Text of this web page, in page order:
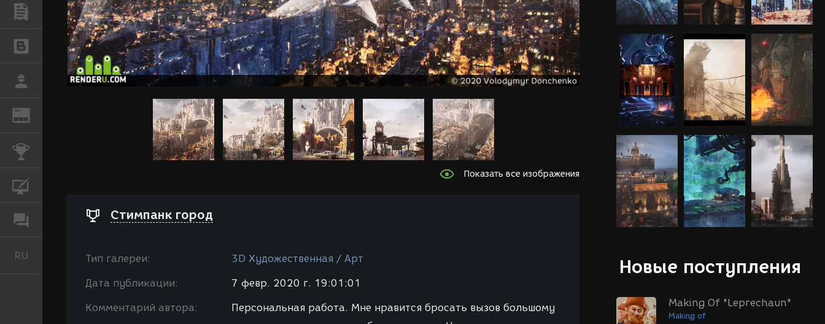
ПУБЛИКАЦИИ
БЛОГИ
РАБОТА
REN
RU
Новые поступления
Making Of "Leprechaun"
Making of
Показать все изображения
Стимпанк город
Тип галереи: 3D Художественная / Арт
Дата публикации: 7 февр. 2020 г. 19:01:01
Комментарий автора:
Персональная работа. Мне нравится бросать вызов большому